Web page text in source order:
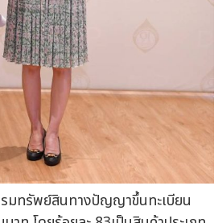
มทรัพย์สินทางปัญญาขึ้นทะเบียน